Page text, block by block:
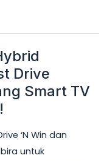
Drive
Smart TV
‘N Win dan
untuk